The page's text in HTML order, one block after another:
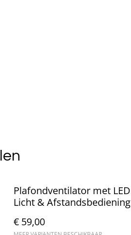
Plafondventilator met LED
Licht & Afstandsbediening
€ 59,00